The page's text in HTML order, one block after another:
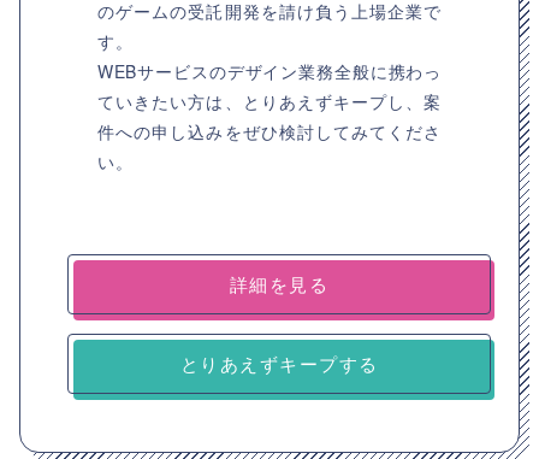
のゲームの受託開発を請け負う上場企業で
す。
WEBサービスのデザイン業務全般に携わっ
ていきたい方は、とりあえずキープし、案
件への申し込みをぜひ検討してみてくださ
い。
詳細を見る
とりあえずキープする